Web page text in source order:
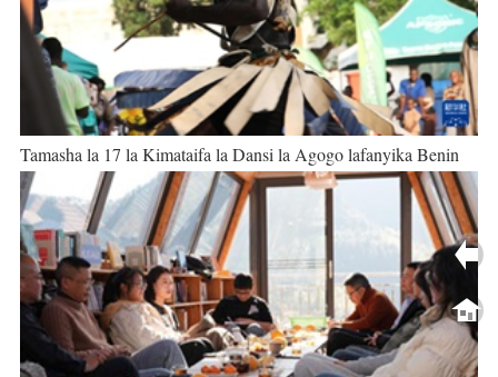
Tamasha la 17 la Kimataifa la Dansi la Agogo lafanyika Benin